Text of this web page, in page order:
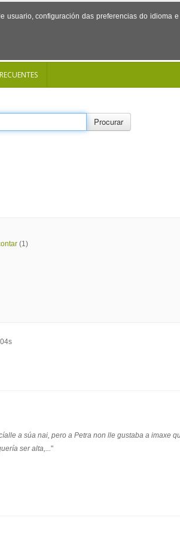
configuración das preferencias do idioma
Procurar
(1)
a súa nai, pero a Petra non lle gustaba a imaxe
ser alta,..."